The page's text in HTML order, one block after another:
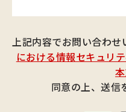
上記内容でお問い合わせ
における情報セキュリ
同意の上、送信